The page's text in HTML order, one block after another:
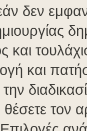
δεν
και
και
τον